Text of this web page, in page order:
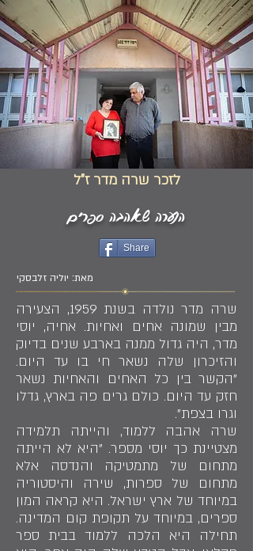
לזכר שרה מדר ז"ל
הנערה שאהבה ספרים
Share
מאת: יוליה זלבסקי
שרה מדר נולדה בשנת 1959, הצעירה
מבין שמונה אחים ואחיות. אחיה, יוסי
מדר, היה גדול ממנה בארבע שנים בדיוק
והזיכרון שלה נשאר חי בו עד היום.
"הקשר בין כל האחים והאחיות נשאר
חזק עד היום. כולם גרים פה בארץ, גדלו
וגרו בצפת".
שרה אהבה ללמוד, והייתה תלמידה
מצטיינת כך יוסי מספר. "היא לא הייתה
מתחום של מתמטיקה והנדסה אלא
מתחום של ספרות, שירה והיסטוריה
במיוחד של ארץ ישראל. היא קראה המון
ספרים, במיוחד על תקופת קום המדינה.
תחילה היא הלכה ללמוד בבית ספר